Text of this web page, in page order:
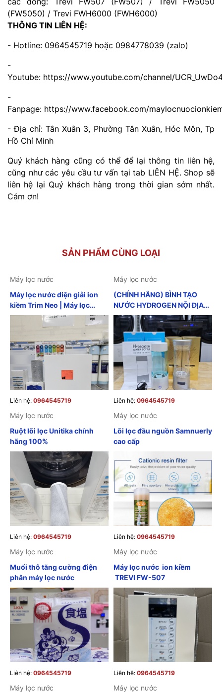
(FW5050) / Trevi FWH6000 (FWH6000)
THÔNG TIN LIÊN HỆ:
- Hotline: 0964545719 hoặc 0984778039 (zalo)
-
Youtube: https://www.youtube.com/channel/
-
Fanpage: https://www.facebook.com/
- Địa chỉ: Tân Xuân 3, Phường Tân Xuân, Hóc Môn, Tp
Hồ Chí Minh
Quý khách hàng cũng có thể để lại thông tin liên hệ,
cũng như các yêu cầu tư vấn tại tab LIÊN HỆ. Shop sẽ
liên hệ lại Quý khách hàng trong thời gian sớm nhất.
Cảm ơn!
SẢN PHẨM CÙNG LOẠI
Máy lọc nước
Máy lọc nước điện giải ion
kiềm Trim Neo | Máy lọc
nước ion kiềm nội địa nhật
Liên hệ: 0964545719
Máy lọc nước
(CHÍNH HÃNG) BÌNH TẠO
NƯỚC HYDROGEN NỘI ĐỊA
NHẬT GIẢM BÉO GIẢM CÂN
GIẢM MỠ BỤNG CHỐNG LÃO
HOÁ ĐẸP DA TĂNG CƯỜNG
SỨC KHỎE
Liên hệ: 0964545719
Máy lọc nước
Ruột lõi lọc Unitika chính
hãng 100%
Liên hệ: 0964545719
Máy lọc nước
Lõi lọc đầu nguồn Samnuerly
cao cấp
Liên hệ: 0964545719
Máy lọc nước
Muối thô tăng cường điện
phân máy lọc nước
Liên hệ: 0964545719
Máy lọc nước
Máy lọc nước ion kiềm
TREVI FW-507
Liên hệ: 0964545719
Máy lọc nước
Máy lọc nước